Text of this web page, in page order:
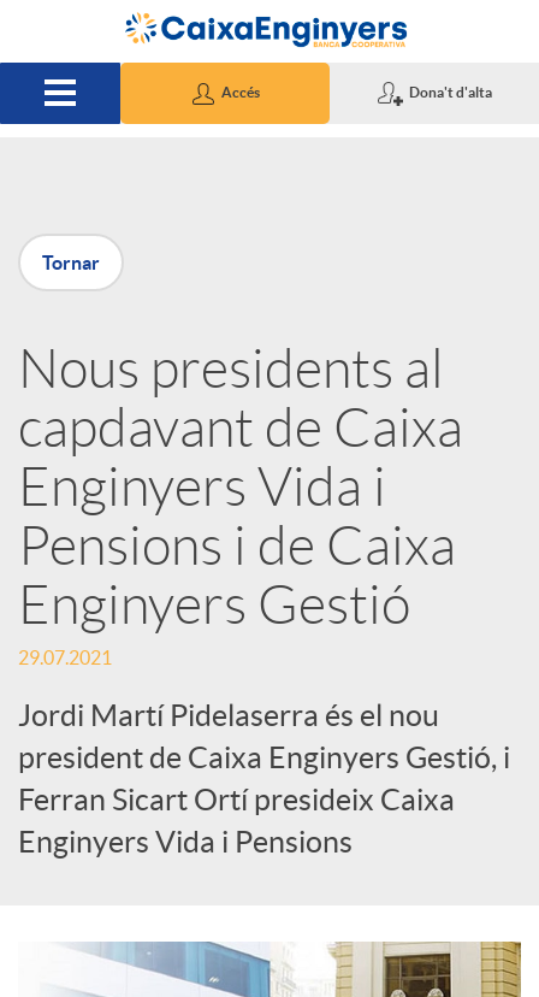
Salta al contingut principal
Accés Dona't d'alta
P
u
b
l
i
c
d
o
Tornar
Nous presidents al
capdavant de Caixa
Enginyers Vida i
Pensions i de Caixa
Enginyers Gestió
29.07.2021
Jordi Martí Pidelaserra és el nou
president de Caixa Enginyers Gestió, i
Ferran Sicart Ortí presideix Caixa
Enginyers Vida i Pensions